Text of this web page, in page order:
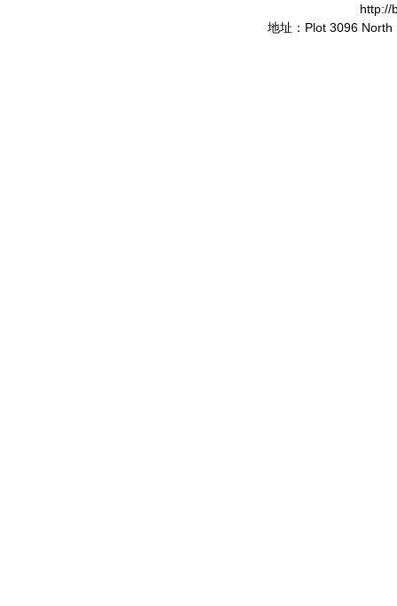
http://
地址：Plot 3096